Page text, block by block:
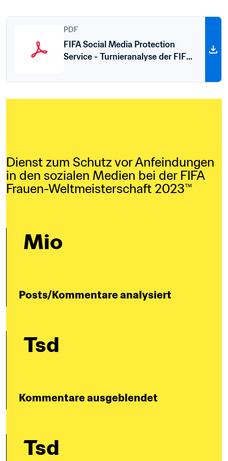
PDF
FIFA Social Media Protection
Service - Turnieranalyse der FIFA
(auf Englisch)
Dienst zum Schutz vor Anfeindungen
in den sozialen Medien bei der FIFA
Frauen-Weltmeisterschaft 2023™
Mio
Posts/Kommentare analysiert
Tsd
Kommentare ausgeblendet
Tsd